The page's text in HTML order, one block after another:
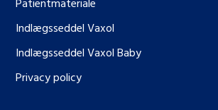
Patientmateriale
Indlægsseddel Vaxol
Indlægsseddel Vaxol Baby
Privacy policy